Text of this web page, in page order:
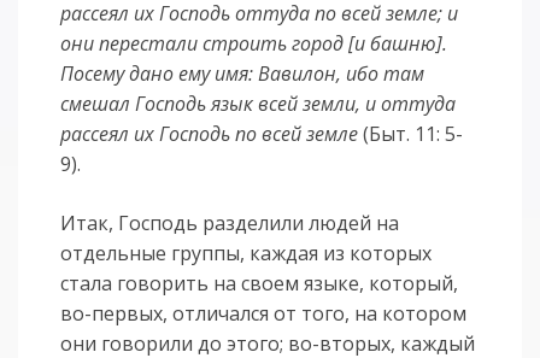
рассеял их Господь оттуда по всей земле; и
они перестали строить город [и башню].
Посему дано ему имя: Вавилон, ибо там
смешал Господь язык всей земли, и оттуда
рассеял их Господь по всей земле(Быт. 11: 5-
9).
Итак, Господь разделили людей на
отдельные группы, каждая из которых
стала говорить на своем языке, который,
во-первых, отличался от того, на котором
они говорили до этого; во-вторых, каждый